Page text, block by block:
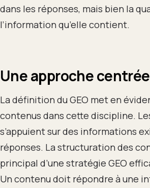
dans les réponses, mais bien la
l’information qu’elle contient.
Une approche
La définition du GEO met en
contenus dans cette discipline.
s’appuient sur des informations
réponses. La structuration des
principal d’une stratégie GEO
Un contenu doit répondre à une